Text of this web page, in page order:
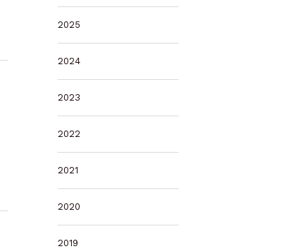
2025
2024
2023
2022
2021
2020
2019